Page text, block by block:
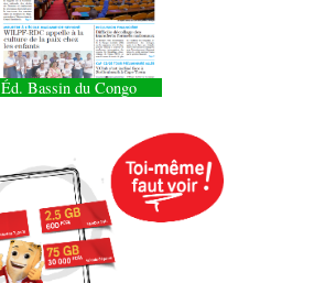
Éd. Bassin du Congo